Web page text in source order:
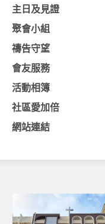
活動影音_2016年
活動影音_2015年
活動影音_2014年
活動影音_2013年
愛加倍協會介紹
網站連結
主日及見證
聚會小組
禱告守望
會友服務
活動相簿
社區愛加倍
網站連結